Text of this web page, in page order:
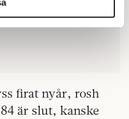
vi samarbetar med.
med annan
firat nyår, rosh
är slut, kanske